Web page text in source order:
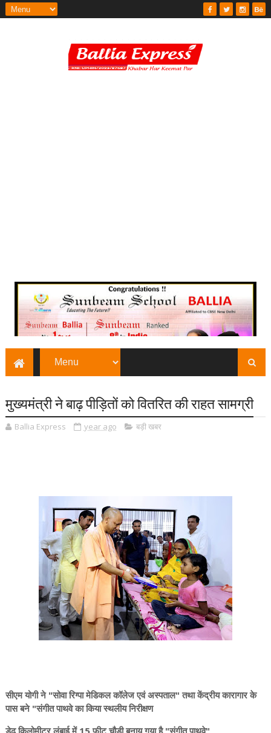
मुख्यमंत्री ने बाढ़ पीड़ितों को वितरित की राहत सामग्री
Ballia Express year ago बड़ी खबर
सीएम योगी ने "सोवा रिग्पा मेडिकल कॉलेज एवं अस्पताल" तथा केंद्रीय कारागार के
पास बने "संगीत पाथवे का किया स्थलीय निरीक्षण
डेढ़ किलोमीटर लंबाई में 15 फीट चौड़ी बनाय गया है "संगीत पाथवे"